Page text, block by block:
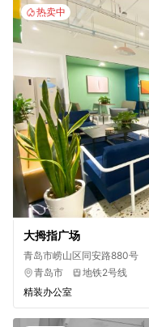
热卖中
大拇指广场
青岛市崂山区同安路880号
青岛市
地铁2号线
精装办公室